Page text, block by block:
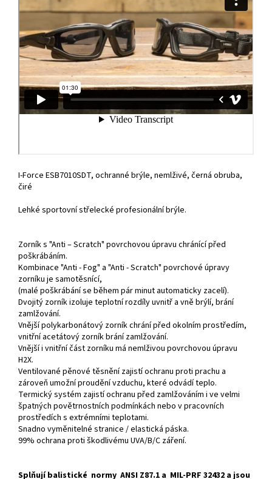
I-Force ESB7010SDT, ochranné brýle, nemlživé, černá obruba,
čiré
Lehké sportovní střelecké profesionální brýle.
Zorník s "Anti – Scratch" povrchovou úpravu chránící před
poškrábáním.
Kombinace "Anti - Fog" a "Anti - Scratch" povrchové úpravy
zorníku je samotěsnící,
(malé poškrábání se během pár minut automaticky zacelí).
Dvojitý zorník izoluje teplotní rozdíly uvnitř a vně brýlí, brání
zamlžování.
Vnější polykarbonátový zorník chrání před okolním prostředím,
vnitřní acetátový zorník brání zamlžování.
Vnější i vnitřní část zorníku má nemlživou povrchovou úpravu
H2X.
Ventilované pěnové těsnění zajistí ochranu proti prachu a
zároveň umožní proudění vzduchu, které odvádí teplo.
Termický systém zajistí ochranu před zamlžováním i ve velmi
špatných povětrnostních podmínkách nebo v pracovních
prostředích s extrémními teplotami.
Snadno vyměnitelné stranice / elastická páska.
99% ochrana proti škodlivému UVA/B/C záření.
Splňují balistické normy ANSI Z87.1 a MIL-PRF 32432 a jsou